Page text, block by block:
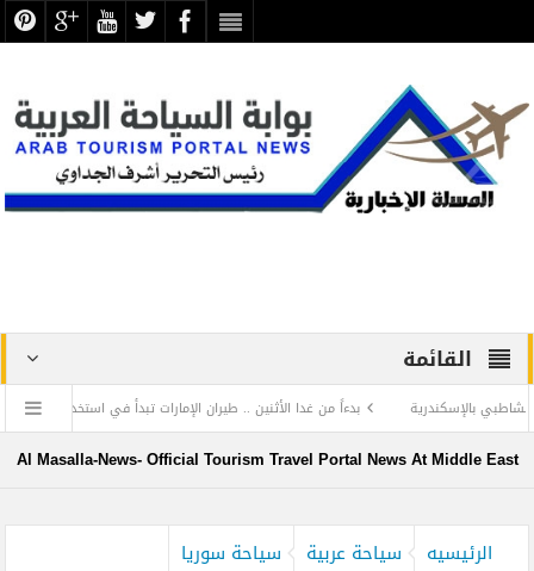
القائمة
بدءاً من غدا الأثنين .. طيران الإمارات تبدأ في استخدام بطاقات الصعود ”
ترفض الرد المستفز لبطلة كليوباترا وتصدر بيانها الثاني
Al Masalla-News- Official Tourism Travel Portal News At Middle East
الرئيسيه سياحة عربية سياحة سوريا